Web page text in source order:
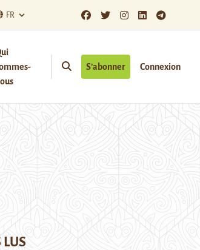
FR
S’abonner Connexion
LUS